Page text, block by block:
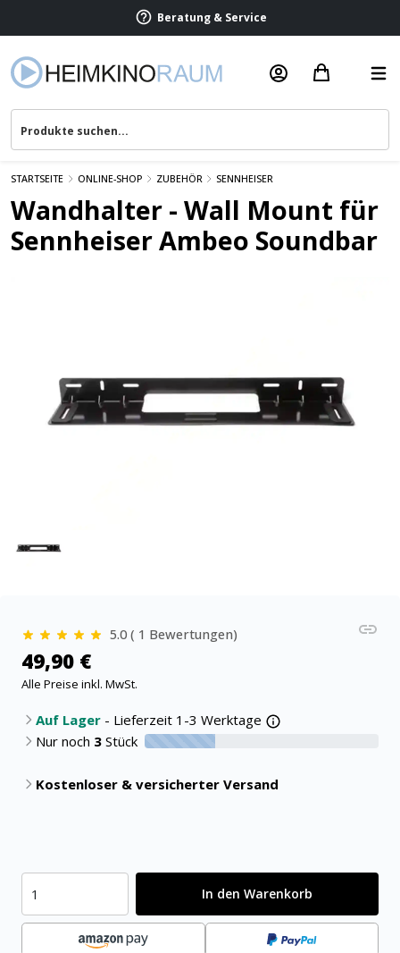
Beratung & Service
STARTSEITE ONLINE-SHOP ZUBEHÖR SENNHEISER
Wandhalter - Wall Mount für
Sennheiser Ambeo Soundbar
5.0 ( 1 Bewertungen)
49,90 €
Alle Preise inkl. MwSt.
Auf Lager - Lieferzeit 1-3 Werktage
Nur noch 3 Stück 30% verfügbar
Kostenloser & versicherter Versand
In den Warenkorb